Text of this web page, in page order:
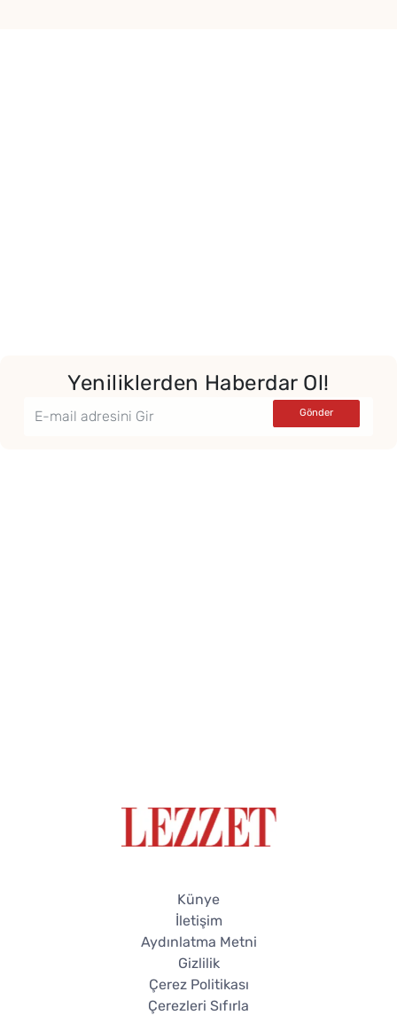
Yeniliklerden Haberdar Ol!
Künye
İletişim
Aydınlatma Metni
Gizlilik
Çerez Politikası
Çerezleri Sıfırla